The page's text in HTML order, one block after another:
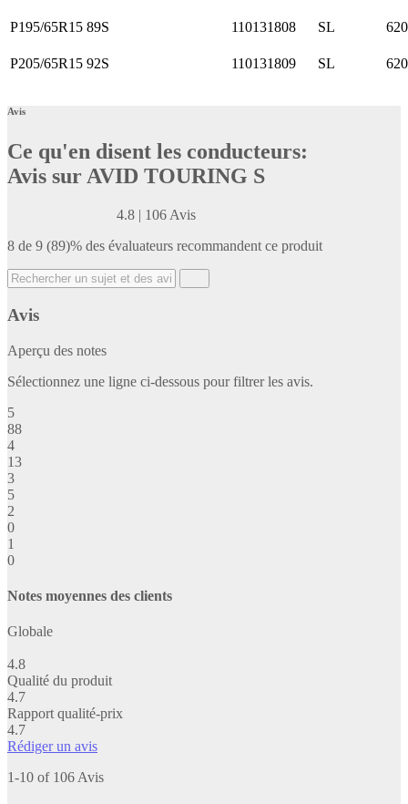
P195/65R15 89S 110131808 SL
P205/65R15 92S 110131809 SL
Avis
Ce qu'en disent les conducteurs:
Avis sur AVID TOURING S
4.8 | 106 Avis
8 de 9 (89)% des évaluateurs recommandent ce produit
Avis
Aperçu des notes
Sélectionnez une ligne ci-dessous pour filtrer les avis.
5
88
4
13
3
5
2
0
1
0
Notes moyennes des clients
Globale
4.8
Qualité du produit
4.7
Rapport qualité-prix
4.7
Rédiger un avis
1-10 of 106 Avis